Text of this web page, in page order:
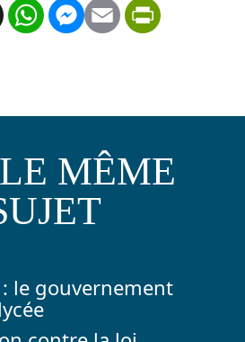
X WhatsApp
Messenger
Email
MÊME
le gouvernement